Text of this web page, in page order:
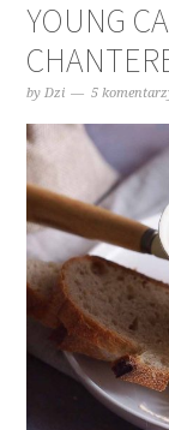
YOUNG
byDzi 5